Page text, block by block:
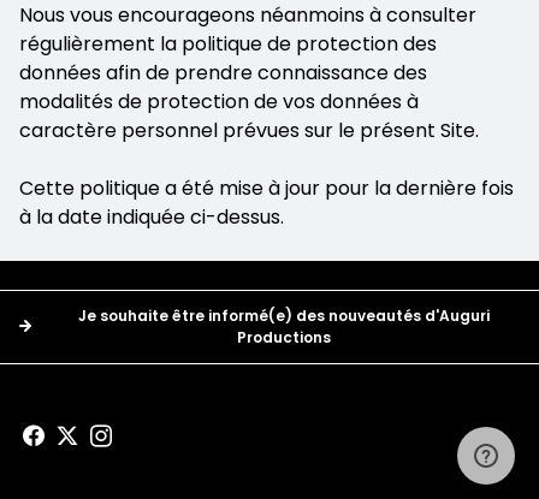
Nous vous encourageons néanmoins à consulter
régulièrement la politique de protection des
données afin de prendre connaissance des
modalités de protection de vos données à
caractère personnel prévues sur le présent Site.
Cette politique a été mise à jour pour la dernière fois
à la date indiquée ci-dessus.
Je souhaite être informé(e) des nouveautés d'Auguri
Productions